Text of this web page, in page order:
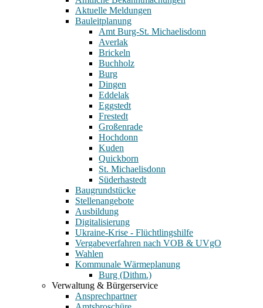
Aktuelle Meldungen
Bauleitplanung
Amt Burg-St. Michaelisdonn
Averlak
Brickeln
Buchholz
Burg
Dingen
Eddelak
Eggstedt
Frestedt
Großenrade
Hochdonn
Kuden
Quickborn
St. Michaelisdonn
Süderhastedt
Baugrundstücke
Stellenangebote
Ausbildung
Digitalisierung
Ukraine-Krise - Flüchtlingshilfe
Vergabeverfahren nach VOB & UVgO
Wahlen
Kommunale Wärmeplanung
Burg (Dithm.)
Verwaltung & Bürgerservice
Ansprechpartner